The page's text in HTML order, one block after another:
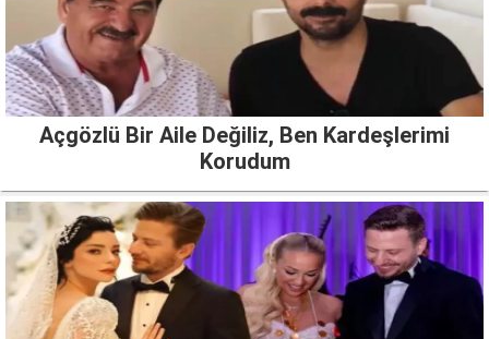
Açgözlü Bir Aile Değiliz, Ben Kardeşlerimi
Korudum